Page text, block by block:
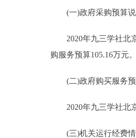
(一)政府采购预算说
2020年九三学社北京
购服务预算105.16万元。
(二)政府购买服务预
2020年九三学社北京
(三)机关运行经费情